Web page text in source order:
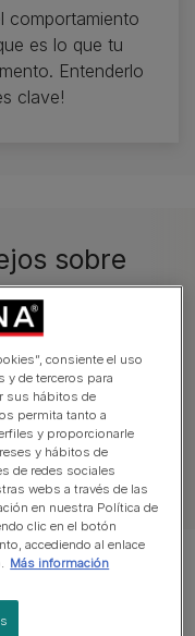
comportamiento
es lo que tu
Entenderlo
clave!
sobre
consiente el uso
y de terceros para
sus hábitos de
permita tanto a
y proporcionarle
y hábitos de
de redes sociales
webs a través de las
en nuestra Política de
clic en el botón
accediendo al enlace
Más información